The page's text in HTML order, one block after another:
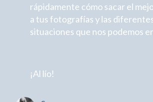
rápidamente cómo sacar el
a tus fotografías y las
situaciones que nos podemos
¡Al lío!